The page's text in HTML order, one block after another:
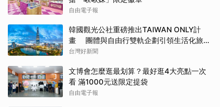
自由電子報
韓國觀光公社重磅推出TAIWAN ONLY計
畫 團體與自由行雙軌企劃引領生活化旅遊
新風潮
台灣好新聞
文博會怎麼逛最划算？最好逛4大亮點一次
看 滿1000元送限定提袋
自由電子報